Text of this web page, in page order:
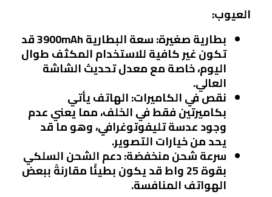
العيوب:
بطارية صغيرة:
سعة البطارية 3900mAh قد
تكون غير كافية للاستخدام المكثف طوال
اليوم، خاصة مع معدل تحديث الشاشة
العالي.
نقص في الكاميرات:الهاتف يأتي
بكاميرتين فقط في الخلف، مما يعني عدم
وجود عدسة تليفوتوغرافي، وهو ما قد
يحد من خيارات التصوير.
سرعة شحن منخفضة:دعم الشحن السلكي
بقوة 25 واط قد يكون بطيئًا مقارنةً ببعض
الهواتف المنافسة.